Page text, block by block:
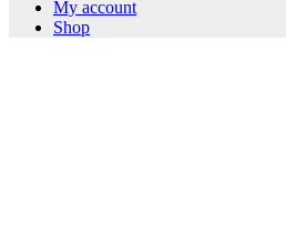
My account
Shop